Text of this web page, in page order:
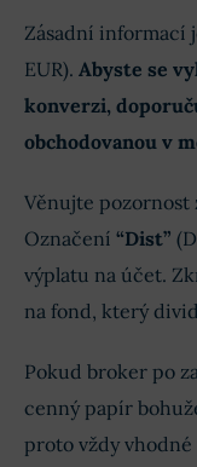
Zásadní informací
EUR). Abyste se
konverzi,
obchodovanou v
Věnujte pozornost
Označení “Dist”
výplatu na účet.
na fond, který
Pokud broker po
cenný papír
proto vždy